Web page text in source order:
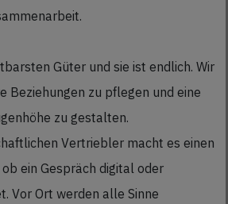
Güter und sie ist endlich. Wir
Beziehungen zu pflegen und eine
zu gestalten.
Vertriebler macht es einen
ein Gespräch digital oder
Vor Ort werden alle Sinne